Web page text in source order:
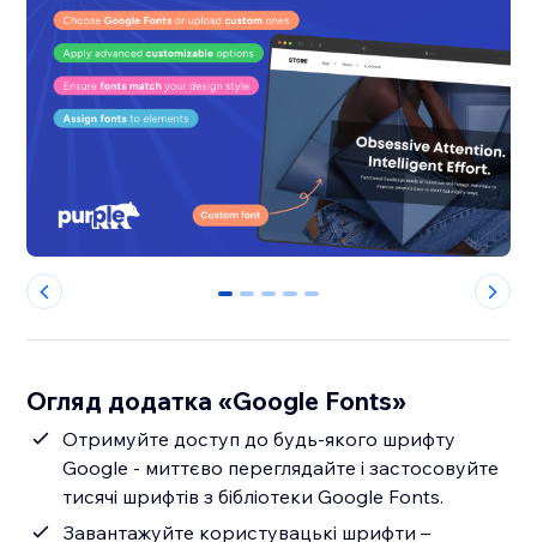
0 1 2 3 4
Огляд додатка «Google Fonts»
Отримуйте доступ до будь-якого шрифту
Google - миттєво переглядайте і застосовуйте
тисячі шрифтів з бібліотеки Google Fonts.
Завантажуйте користувацькі шрифти –